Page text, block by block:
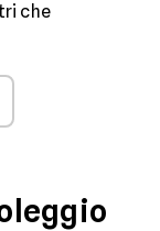
che